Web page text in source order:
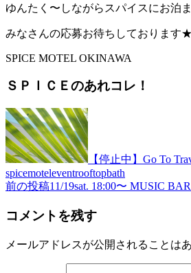
ゆんたく〜しながらスパイスにお泊
みなさんの応募お待ちしております★
SPICE MOTEL OKINAWA
ＳＰＩＣＥのあれコレ！
【停止中】Go To
spicemoteleventrooftopbath
投
稿
前の投稿11/19sat. 18:00〜 MUSIC
コメントを残す
メールアドレスが公開されることは